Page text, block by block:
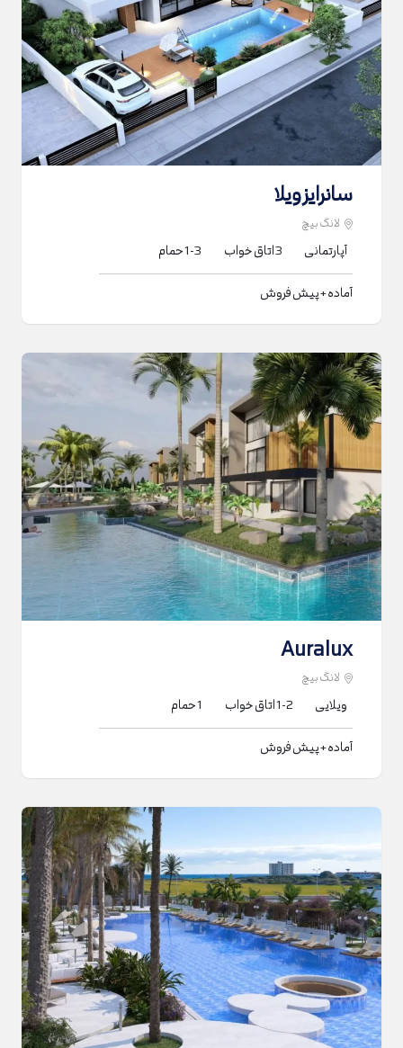
سانرایز ویلا
لانگ بیچ
آپارتمانی 3اتاق خواب 1-3حمام
آماده + پیش فروش
Auralux
لانگ بیچ
ویلایی 1-2اتاق خواب 1حمام
آماده + پیش فروش